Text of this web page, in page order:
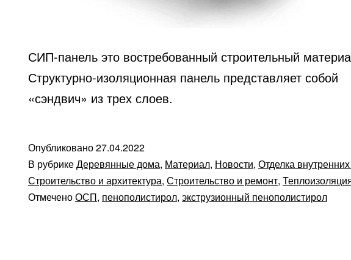
СИП-панель это востребованный строительный
Структурно-изоляционная панель представляет собой
«сэндвич» из трех слоев.
Опубликовано27.04.2022
В рубрикеДеревянные дома, Материал, Новости, Отделка
Строительство и архитектура, Строительство и ремонт,
ОтмеченоОСП, пенополистирол, экструзионный пенополистирол